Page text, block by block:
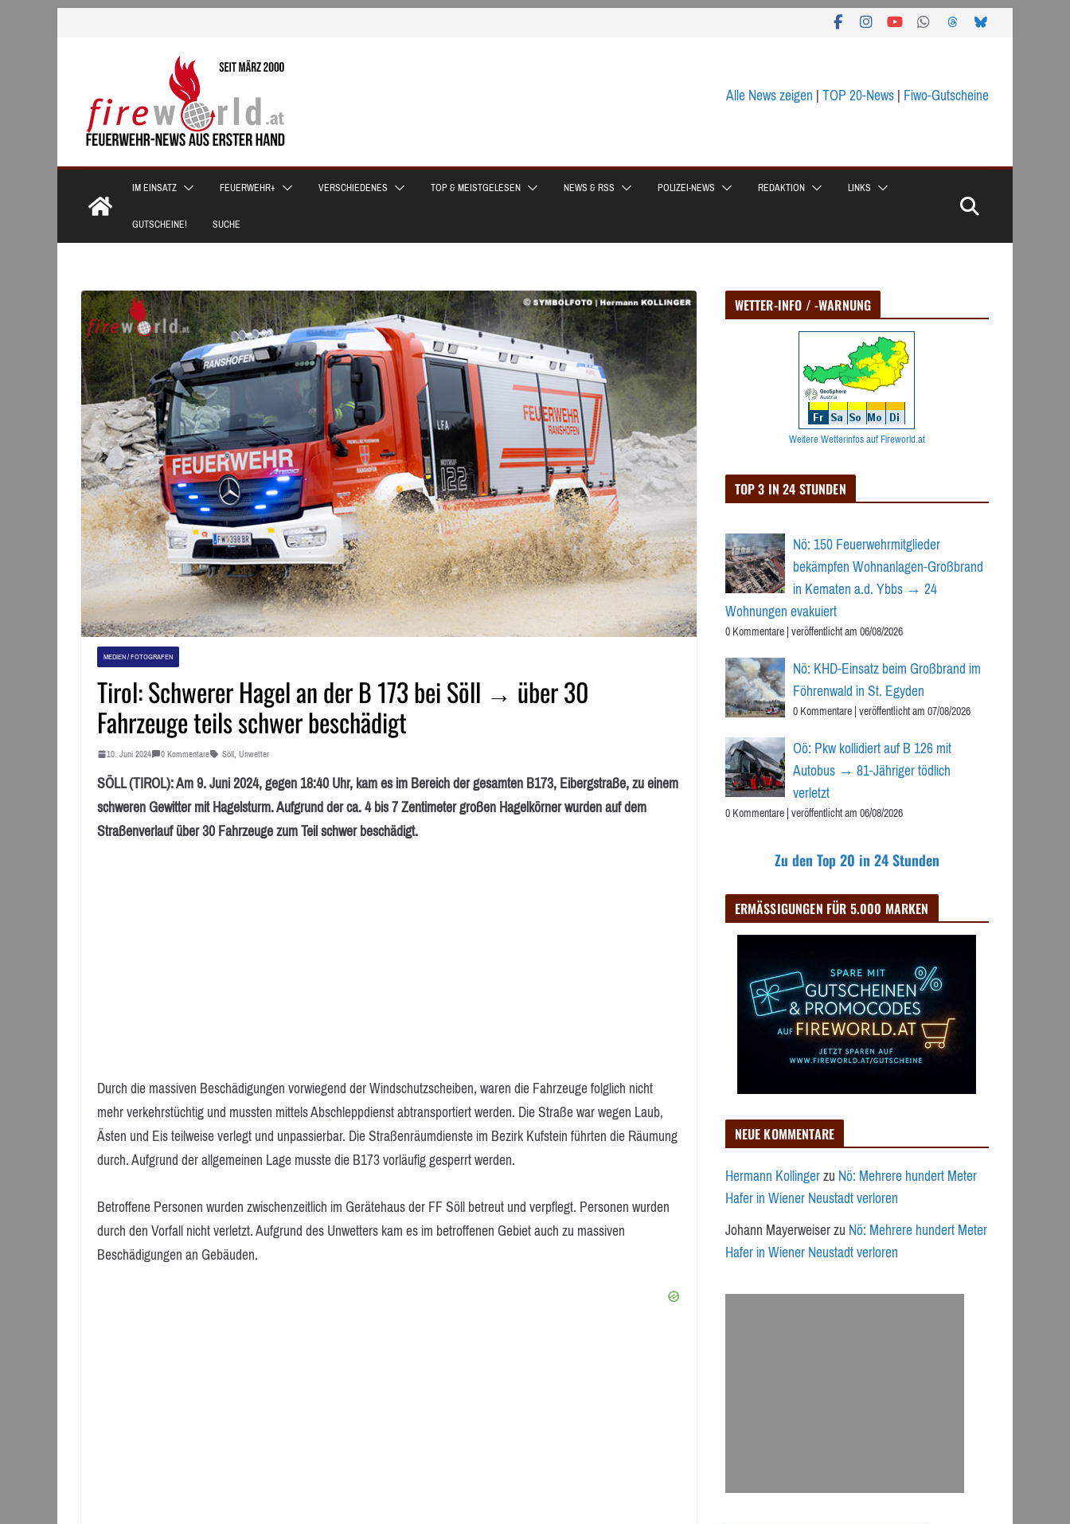
Alle News zeigen|TOP 20-News|Fiwo-Gutscheine
IM EINSATZ FEUERWEHR+ VERSCHIEDENES TOP & MEISTGELESEN NEWS & RSS POLIZEI-NEWS REDAKTION LINKS
GUTSCHEINE! SUCHE
MEDIEN / FOTOGRAFEN
Tirol: Schwerer Hagel an der B 173 bei Söll → über 30
Fahrzeuge teils schwer beschädigt
10. Juni 2024 0 Kommentare Söll, Unwetter
SÖLL (TIROL): Am 9. Juni 2024, gegen 18:40 Uhr, kam es im Bereich der gesamten B173, Eibergstraße, zu einem
schweren Gewitter mit Hagelsturm. Aufgrund der ca. 4 bis 7 Zentimeter großen Hagelkörner wurden auf dem
Straßenverlauf über 30 Fahrzeuge zum Teil schwer beschädigt.
Durch die massiven Beschädigungen vorwiegend der Windschutzscheiben, waren die Fahrzeuge folglich nicht
mehr verkehrstüchtig und mussten mittels Abschleppdienst abtransportiert werden. Die Straße war wegen Laub,
Ästen und Eis teilweise verlegt und unpassierbar. Die Straßenräumdienste im Bezirk Kufstein führten die Räumung
durch. Aufgrund der allgemeinen Lage musste die B173 vorläufig gesperrt werden.
Betroffene Personen wurden zwischenzeitlich im Gerätehaus der FF Söll betreut und verpflegt. Personen wurden
durch den Vorfall nicht verletzt. Aufgrund des Unwetters kam es im betroffenen Gebiet auch zu massiven
Beschädigungen an Gebäuden.
WETTER-INFO / -WARNUNG
Weitere Wetterinfos auf Fireworld.at
TOP 3 IN 24 STUNDEN
Nö: 150 Feuerwehrmitglieder
bekämpfen Wohnanlagen-Großbrand
in Kematen a.d. Ybbs → 24
Wohnungen evakuiert
0 Kommentare|veröffentlicht am 06/08/2026
Nö: KHD-Einsatz beim Großbrand im
Föhrenwald in St. Egyden
0 Kommentare|veröffentlicht am 07/08/2026
Oö: Pkw kollidiert auf B 126 mit
Autobus → 81-Jähriger tödlich
verletzt
0 Kommentare|veröffentlicht am 06/08/2026
Zu den Top 20 in 24 Stunden
ERMÄSSIGUNGEN FÜR 5.000 MARKEN
NEUE KOMMENTARE
Hermann KollingerzuNö: Mehrere hundert Meter
Hafer in Wiener Neustadt verloren
Johann MayerweiserzuNö: Mehrere hundert Meter
Hafer in Wiener Neustadt verloren